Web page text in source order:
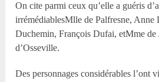
On cite parmi ceux qu’elle a guéris
irrémédiablesMlle de Palfresne,
Duchemin, François Dufai, etMme de
d’Osseville.
Des personnages considérables l’ont